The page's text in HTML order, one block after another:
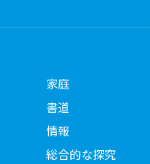
家庭
書道
情報
総合的な探究